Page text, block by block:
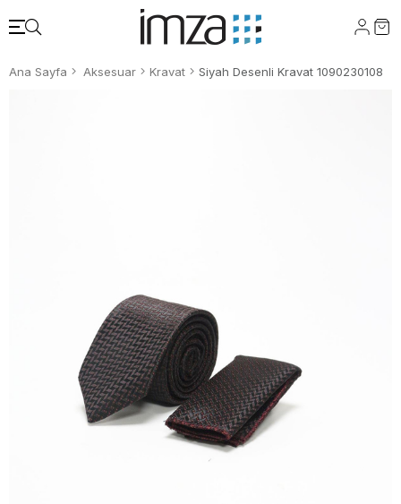
Ana Sayfa Aksesuar Kravat Siyah Desenli Kravat 1090230108